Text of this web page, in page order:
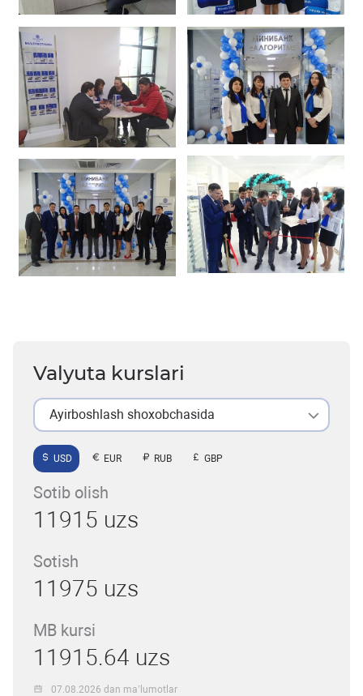
Valyuta kurslari
Ayirboshlash shoxobchasida
USD EUR RUB GBP
Sotib olish
11915 uzs
Sotish
11975 uzs
MB kursi
11915.64 uzs
07.08.2026 dan ma’lumotlar